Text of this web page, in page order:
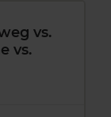
vs.
vs.